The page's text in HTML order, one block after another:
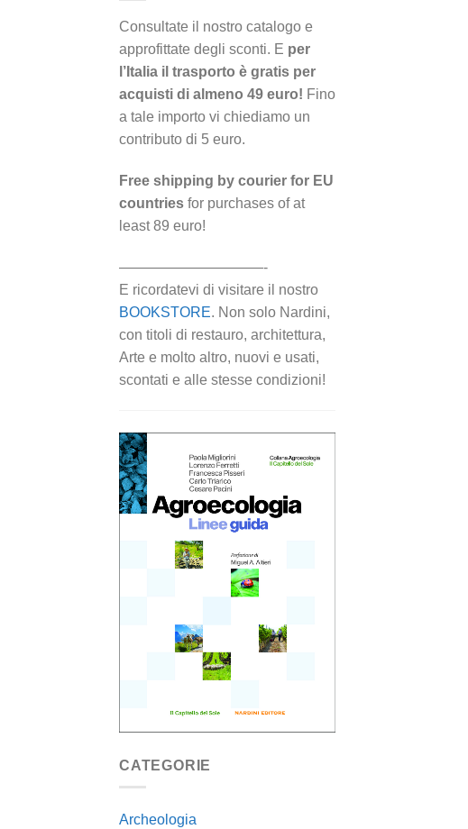
Consultate il nostro catalogo e
approfittate degli sconti. E per
l’Italia il trasporto è gratis per
acquisti di almeno 49 euro! Fino
a tale importo vi chiediamo un
contributo di 5 euro.
Free shipping by courier for EU
countries for purchases of at
least 89 euro!
——————————-
E ricordatevi di visitare il nostro
BOOKSTORE. Non solo Nardini,
con titoli di restauro, architettura,
Arte e molto altro, nuovi e usati,
scontati e alle stesse condizioni!
CATEGORIE
Archeologia